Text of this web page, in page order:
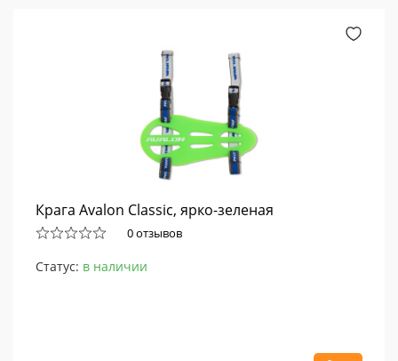
Крага Avalon Classic, ярко-зеленая
0 отзывов
Статус: в наличии